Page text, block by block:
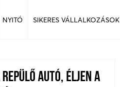
NYITÓ SIKERES VÁLLALKOZÁSOK
AUTÓ, ÉLJEN A